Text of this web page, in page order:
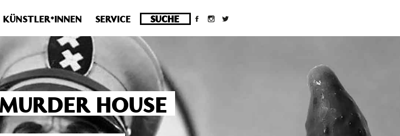
stattdessen get_permalink(). in /homepages/10/d43051023/htdocs/wordpress/wp-
KÜNSTLER*INNEN SERVICE
HOUSE